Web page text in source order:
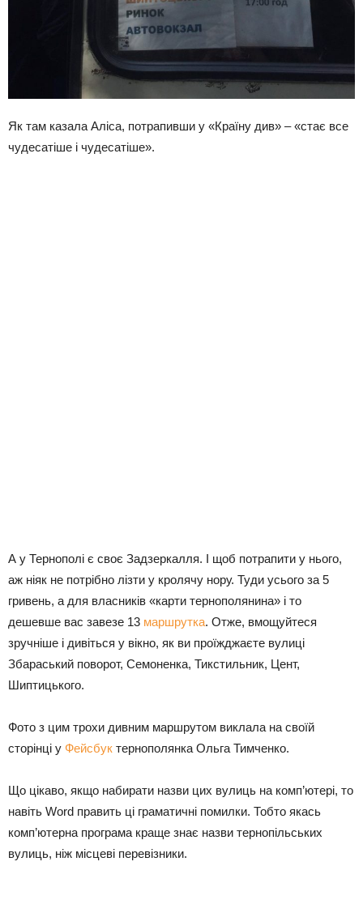
Як там казала Аліса, потрапивши у «Країну див» – «стає все
чудесатіше і чудесатіше».
А у Тернополі є своє Задзеркалля. І щоб потрапити у нього,
аж ніяк не потрібно лізти у кролячу нору. Туди усього за 5
гривень, а для власників «карти тернополянина» і то
дешевше вас завезе 13 маршрутка. Отже, вмощуйтеся
зручніше і дивіться у вікно, як ви проїжджаєте вулиці
Збараський поворот, Семоненка, Тикстильник, Цент,
Шиптицького.
Фото з цим трохи дивним маршрутом виклала на своїй
сторінці у Фейсбук тернополянка Ольга Тимченко.
Що цікаво, якщо набирати назви цих вулиць на комп’ютері, то
навіть Word править ці граматичні помилки. Тобто якась
комп’ютерна програма краще знає назви тернопільських
вулиць, ніж місцеві перевізники.